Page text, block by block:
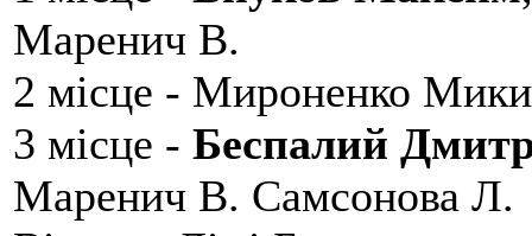
Маренич В.
2 місце - Мироненко
3 місце - Беспалий
Маренич В. Самсонова Л.